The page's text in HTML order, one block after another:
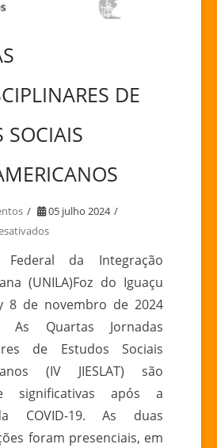
DE
SOCIAIS
05 julho 2024
em
INTERDISCIPLINARES
DE
ESTUDOS
SOCIAIS
LATINO-
AMERICANOS
Federal da Integração
(UNILA)Foz do Iguaçu
8 de novembro de 2024
As Quartas Jornadas
de Estudos Sociais
(IV JIESLAT) são
significativas após a
COVID-19. As duas
foram presenciais, em